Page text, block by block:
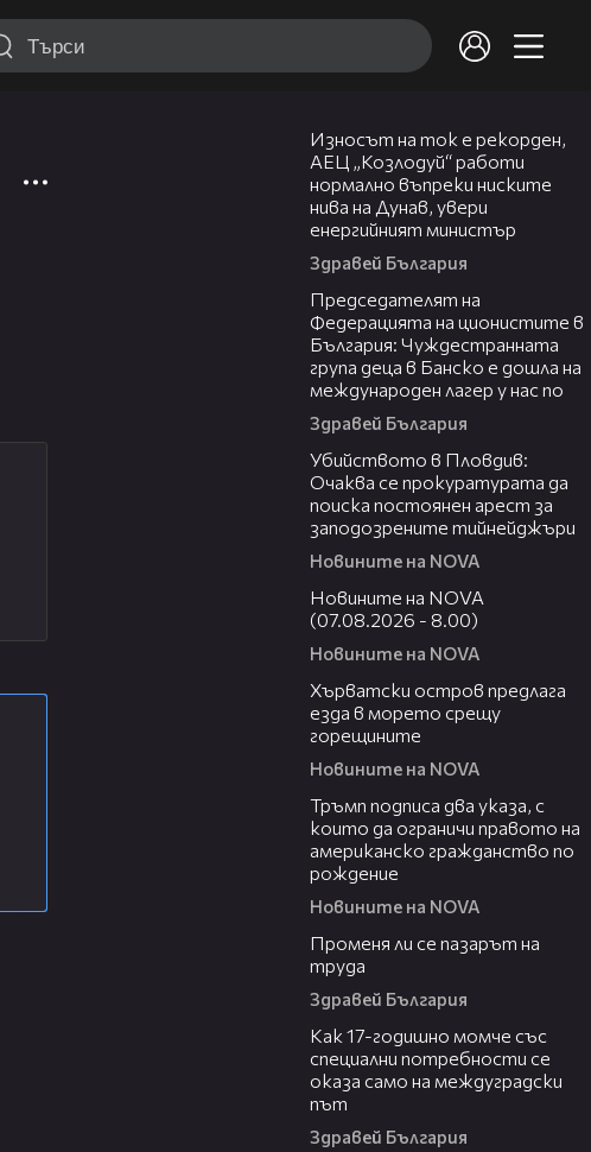
Износът на ток е рекорден,
АЕЦ „Козлодуй“ работи
нормално въпреки ниските
нива на Дунав, увери
енергийният министър
Здравей България
Председателят на
Федерацията на ционистите в
България: Чуждестранната
група деца в Банско е дошла на
международен лагер у нас по
Здравей България
Убийството в Пловдив:
Очаква се прокуратурата да
поиска постоянен арест за
заподозрените тийнейджъри
Новините на NOVA
Новините на NOVA
(07.08.2026 - 8.00)
Новините на NOVA
Хърватски остров предлага
езда в морето срещу
горещините
Новините на NOVA
Тръмп подписа два указа, с
които да ограничи правото на
американско гражданство по
рождение
Новините на NOVA
Променя ли се пазарът на
труда
Здравей България
Как 17-годишно момче със
специални потребности се
оказа само на междуградски
път
Здравей България